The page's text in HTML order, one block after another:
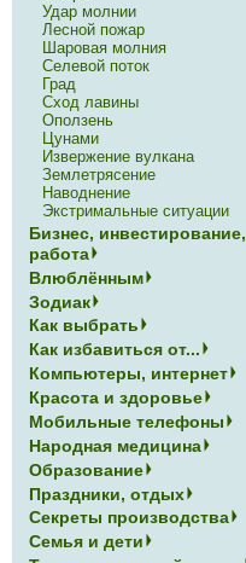
Удар молнии
Лесной пожар
Шаровая молния
Селевой поток
Град
Сход лавины
Оползень
Цунами
Извержение вулкана
Землетрясение
Наводнение
Экстримальные ситуации
Бизнес, инвестирование,
работа
Влюблённым
Зодиак
Как выбрать
Как избавиться от...
Компьютеры, интернет
Красота и здоровье
Мобильные телефоны
Народная медицина
Образование
Праздники, отдых
Секреты производства
Семья и дети